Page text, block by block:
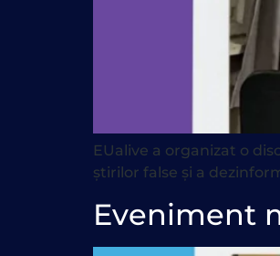
EUalive a organizat o
știrilor false și a
Eveniment